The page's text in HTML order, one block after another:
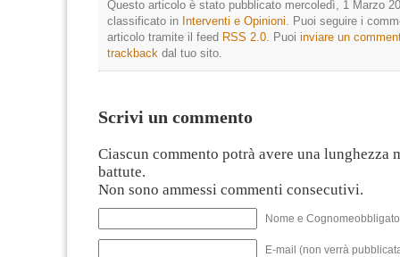
Questo articolo è stato pubblicato mercoledì, 1 Marzo
classificato in Interventi e Opinioni . Puoi seguire i
articolo tramite il feed RSS 2.0 . Puoi inviare un
trackback dal tuo sito.
Scrivi un commento
Ciascun commento potrà avere una lunghezza
battute.
Non sono ammessi commenti consecutivi.
Nome e
E-mail (non verrà